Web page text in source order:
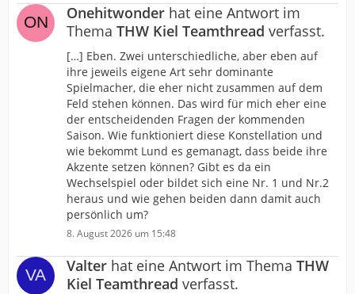
Onehitwonder hat eine Antwort im
Thema THW Kiel Teamthread verfasst.
[…] Eben. Zwei unterschiedliche, aber eben auf
ihre jeweils eigene Art sehr dominante
Spielmacher, die eher nicht zusammen auf dem
Feld stehen können. Das wird für mich eher eine
der entscheidenden Fragen der kommenden
Saison. Wie funktioniert diese Konstellation und
wie bekommt Lund es gemanagt, dass beide ihre
Akzente setzen können? Gibt es da ein
Wechselspiel oder bildet sich eine Nr. 1 und Nr.2
heraus und wie gehen beiden dann damit auch
persönlich um?
8. August 2026 um 15:48
Valter hat eine Antwort im Thema THW
Kiel Teamthread verfasst.